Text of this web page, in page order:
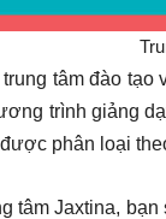
trung tâm đào
trình giảng
phân loại
tâm Jaxtina,